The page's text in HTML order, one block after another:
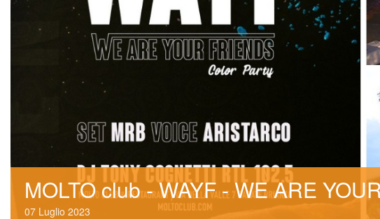
MOLTO club - WAYF - WE ARE
07 Luglio 2023